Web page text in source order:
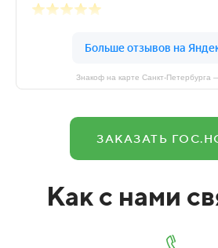
Знакоф на карте Санкт‑Петербурга
ЗАКАЗАТЬ
Как с нами